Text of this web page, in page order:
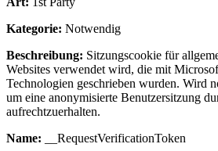
Kategorie: Notwendig
Beschreibung: Sitzungscookie für
Websites verwendet wird, die mit
Technologien geschrieben wurden. Wird
um eine anonymisierte Benutzersitzung
aufrechtzuerhalten.
Name: __RequestVerificationToken